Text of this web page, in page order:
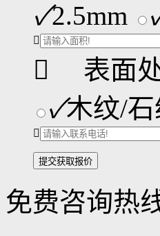
✓2.5mm

 表面
✓木纹/石

免费咨询热